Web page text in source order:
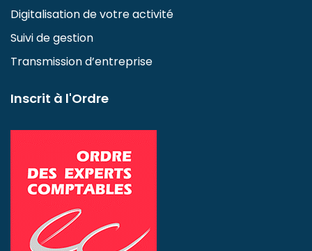
Digitalisation de votre activité
Suivi de gestion
Transmission d’entreprise
Inscrit à l'Ordre